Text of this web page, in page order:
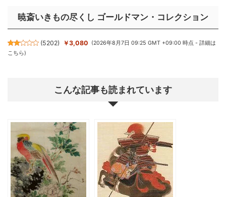
暁斎いきもの尽くし ゴールドマン・コレクション
(5202) ￥3,080 (2026年8月7日 09:25 GMT +09:00 時点 -詳細は
こちら)
こんな記事も読まれています